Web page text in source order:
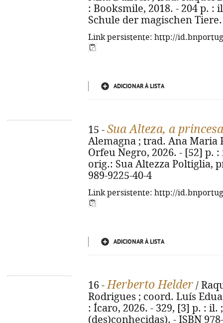
: Booksmile, 2018. - 204 p. :
Schule der magischen Tiere.
Link persistente: http://
ADICIONAR À LISTA
15 - Sua Alteza, a
Alemagna ; trad. Ana Maria
Orfeu Negro, 2026. - [52] p.
orig.: Sua Altezza Poltiglia,
989-9225-40-4
Link persistente: http://
ADICIONAR À LISTA
16 -Herberto Helder /
Rodrigues ; coord. Luís
: Ícaro, 2026. - 329, [3] p. : il.
(des)conhecidas). - ISBN